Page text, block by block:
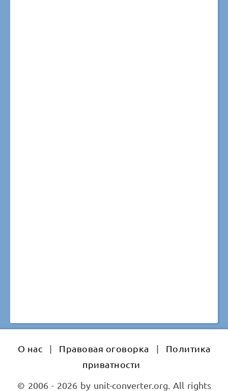
О нас | Правовая оговорка |
Политика
приватности
© 2006 - 2026 by unit-converter.org. All rights